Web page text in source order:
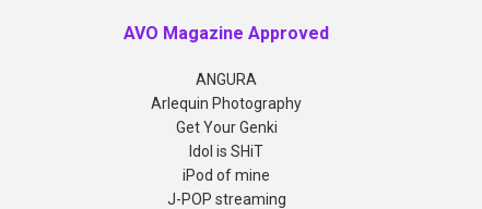
AVO Magazine Approved
ANGURA
Arlequin Photography
Get Your Genki
Idol is SHiT
iPod of mine
J-POP streaming